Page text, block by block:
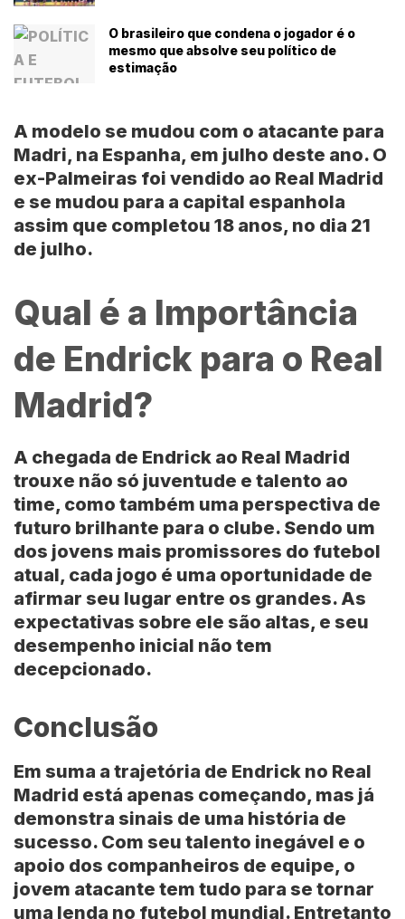
O brasileiro que condena o jogador é o
mesmo que absolve seu político de
estimação
A modelo se mudou com o atacante para
Madri, na Espanha, em julho deste ano. O
ex-Palmeiras foi vendido ao Real Madrid
e se mudou para a capital espanhola
assim que completou 18 anos, no dia 21
de julho.
Qual é a Importância
de Endrick para o Real
Madrid?
A chegada de Endrick ao Real Madrid
trouxe não só juventude e talento ao
time, como também uma perspectiva de
futuro brilhante para o clube. Sendo um
dos jovens mais promissores do futebol
atual, cada jogo é uma oportunidade de
afirmar seu lugar entre os grandes. As
expectativas sobre ele são altas, e seu
desempenho inicial não tem
decepcionado.
Conclusão
Em suma a trajetória de Endrick no Real
Madrid está apenas começando, mas já
demonstra sinais de uma história de
sucesso. Com seu talento inegável e o
apoio dos companheiros de equipe, o
jovem atacante tem tudo para se tornar
uma lenda no futebol mundial. Entretanto